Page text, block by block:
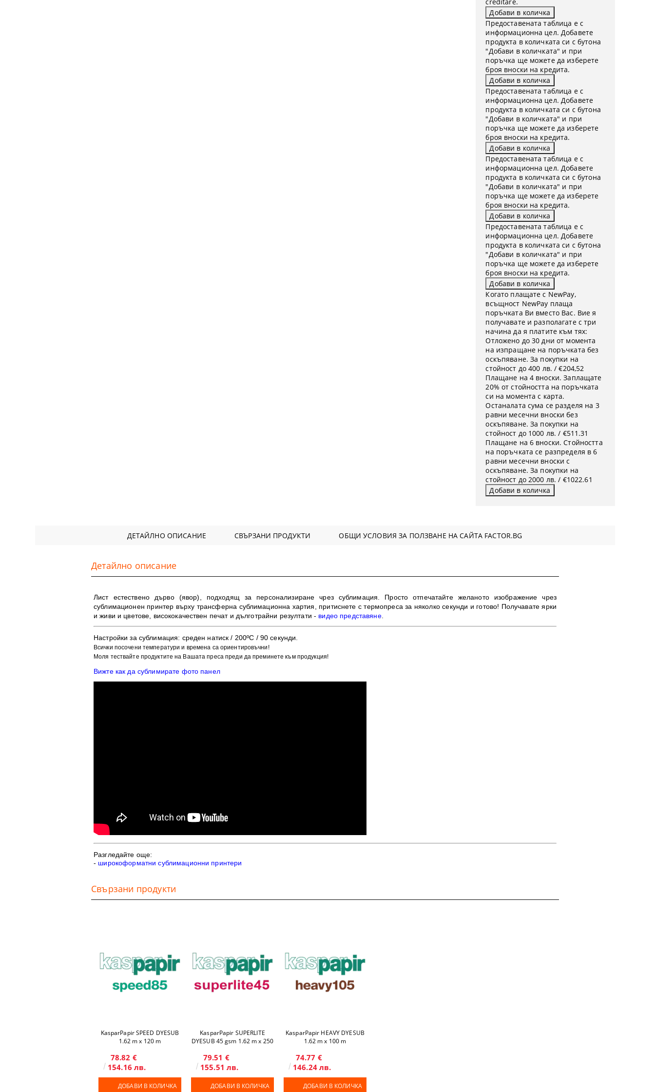
Предоставената таблица е с
информационна цел. Добавете
продукта в количката си с бутона
"Добави в количката" и при
поръчка ще можете да изберете
броя вноски на кредита.
Предоставената таблица е с
информационна цел. Добавете
продукта в количката си с бутона
"Добави в количката" и при
поръчка ще можете да изберете
броя вноски на кредита.
Предоставената таблица е с
информационна цел. Добавете
продукта в количката си с бутона
"Добави в количката" и при
поръчка ще можете да изберете
броя вноски на кредита.
Предоставената таблица е с
информационна цел. Добавете
продукта в количката си с бутона
"Добави в количката" и при
поръчка ще можете да изберете
броя вноски на кредита.
Когато плащате с NewPay,
всъщност NewPay плаща
поръчката Ви вместо Вас. Вие я
получавате и разполагате с три
начина да я платите към тях:
Отложено до 30 дни от момента
на изпращане на поръчката без
оскъпяване. За покупки на
стойност до 400 лв. / €204,52
Плащане на 4 вноски. Заплащате
20% от стойността на поръчката
си на момента с карта.
Останалата сума се разделя на 3
равни месечни вноски без
оскъпяване. За покупки на
стойност до 1000 лв. / €511.31
Плащане на 6 вноски. Стойността
на поръчката се разпределя в 6
равни месечни вноски с
оскъпяване. За покупки на
стойност до 2000 лв. / €1022.61
ДЕТАЙЛНО ОПИСАНИЕ СВЪРЗАНИ ПРОДУКТИ ОБЩИ УСЛОВИЯ ЗА ПОЛЗВАНЕ НА САЙТА FACTOR.BG
Детайлно описание
Лист естествено дърво (явор), подходящ за персонализиране чрез сублимация. Просто отпечатайте желаното изображение чрез
сублимационен принтер върху трансферна сублимационна хартия, притиснете с термопреса за няколко секунди и готово! Получавате ярки
и живи и цветове, висококачествен печат и дълготрайни резултати - видео представяне.
​Настройки за сублимация: среден натиск / 200ºC / 90 секунди.
Всички посочени температури и времена са ориентировъчни!
Моля тествайте продуктите на Вашата преса преди да преминете към продукция!
Вижте как да сублимирате фото панел
Разгледайте още:
- широкоформатни сублимационни принтери
Свързани продукти
KasparPapir SPEED DYESUB
1.62 m x 120 m
78.82 €
154.16 лв.
ДОБАВИ В КОЛИЧКА
KasparPapir SUPERLITE
DYESUB 45 gsm 1.62 m x 250
79.51 €
155.51 лв.
ДОБАВИ В КОЛИЧКА
KasparPapir HEAVY DYESUB
1.62 m x 100 m
74.77 €
146.24 лв.
ДОБАВИ В КОЛИЧКА